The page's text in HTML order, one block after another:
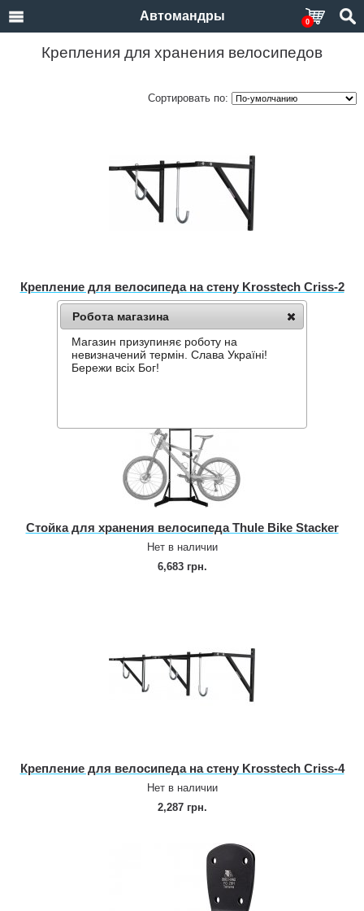
Автомандры 0
Крепления для хранения велосипедов
Сортировать по:
Крепление для велосипеда на стену Krosstech Criss‑2
Нет в наличии
1,072 грн.
Стойка для хранения велосипеда Thule Bike Stacker
Нет в наличии
6,683 грн.
Крепление для велосипеда на стену Krosstech Criss‑4
Нет в наличии
2,287 грн.
Робота магазина
Магазин призупиняє роботу на
невизначений термін. Слава Україні!
Бережи всіх Бог!